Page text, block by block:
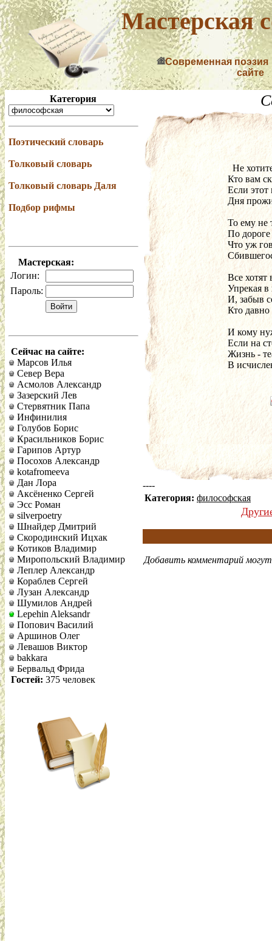
Мастерская
Современная поэзия
сайте
Категория
Поэтический словарь
Толковый словарь
Толковый словарь Даля
Подбор рифмы
Мастерская:
Логин:
Пароль:
Сейчас на сайте:
Марсов Илья
Север Вера
Асмолов Александр
Зазерский Лев
Стервятник Папа
Инфинилия
Голубов Борис
Красильников Борис
Гарипов Артур
Посохов Александр
kotafromeeva
Дан Лора
Аксёненко Сергей
Эсс Роман
silverpoetry
Шнайдер Дмитрий
Скородинский Ицхак
Котиков Владимир
Миропольский Владимир
Леплер Александр
Кораблев Сергей
Лузан Александр
Шумилов Андрей
Lepehin Aleksandr
Попович Василий
Аршинов Олег
Левашов Виктор
bakkara
Бервальд Фрида
Гостей: 375 человек
Не
Кто вам
Если
Дня
То ему не
По
Что уж
Все хотят
Упрекая в
И, забыв
Кто
И кому
Если на
Жизнь -
В
----
Категория: философская
Добавить комментарий